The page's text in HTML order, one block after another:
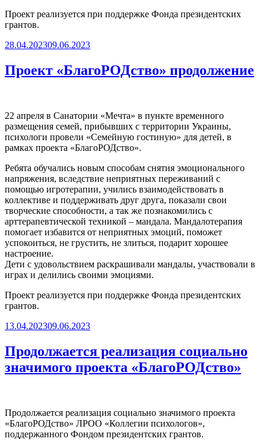
Проект реализуется при поддержке Фонда президентских
грантов.
Опубликовано
28.04.202309.06.2023
Проект «БлагоРОДство» продолжение
22 апреля в Санатории «Мечта» в пункте временного
размещения семей, прибывших с территории Украины,
психологи провели «Семейную гостиную» для детей, в
рамках проекта «БлагоРОДство».
Ребята обучались новым способам снятия эмоционального
напряжения, вследствие неприятных переживаний с
помощью игротерапии, учились взаимодействовать в
коллективе и поддерживать друг друга, показали свои
творческие способности, а так же познакомились с
арттерапевтической техникой – мандала. Мандалотерапия
помогает избавится от неприятных эмоций, поможет
успокоиться, не грустить, не злиться, подарит хорошее
настроение.
Дети с удовольствием раскрашивали мандалы, участвовали в
играх и делились своими эмоциями.
Проект реализуется при поддержке Фонда президентских
грантов.
Опубликовано
13.04.202309.06.2023
Продолжается реализация социально
значимого проекта «БлагоРОДство»
Продолжается реализация социально значимого проекта
«БлагоРОДство» ЛРОО «Коллегии психологов»,
поддержанного Фондом президентских грантов.